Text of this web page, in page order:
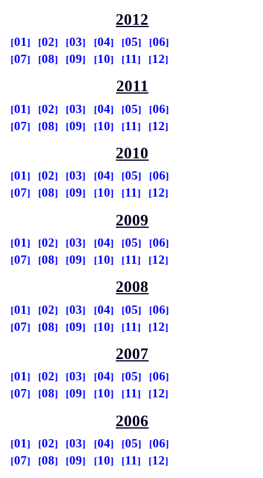
2012
01 02 03 04 05
06
07
08 09 10 11 12
2011
01 02 03 04 05
06
07
08 09 10 11 12
2010
01 02 03 04 05
06
07
08 09 10 11 12
2009
01 02 03 04 05
06
07
08 09 10 11 12
2008
01 02 03 04 05
06
07
08 09 10 11 12
2007
01 02 03 04 05
06
07
08 09 10 11 12
2006
01 02 03 04 05
06
07
08 09 10 11 12